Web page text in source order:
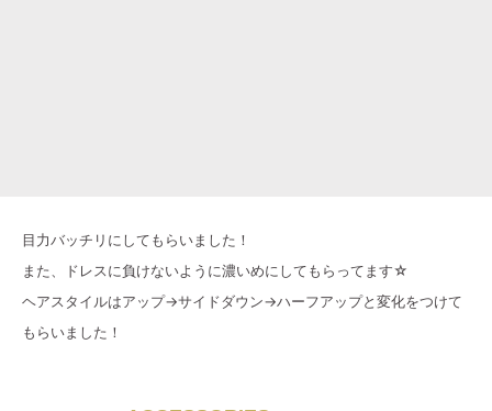
目力バッチリにしてもらいました！
また、ドレスに負けないように濃いめにしてもらってます☆
ヘアスタイルはアップ→サイドダウン→ハーフアップと変化をつけて
もらいました！